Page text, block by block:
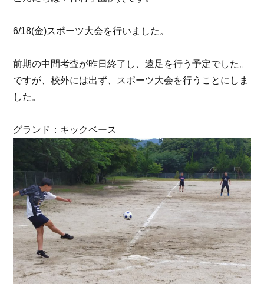
6/18(金)スポーツ大会を行いました。
前期の中間考査が昨日終了し、遠足を行う予定でした。
ですが、校外には出ず、スポーツ大会を行うことにしま
した。
グランド：キックベース